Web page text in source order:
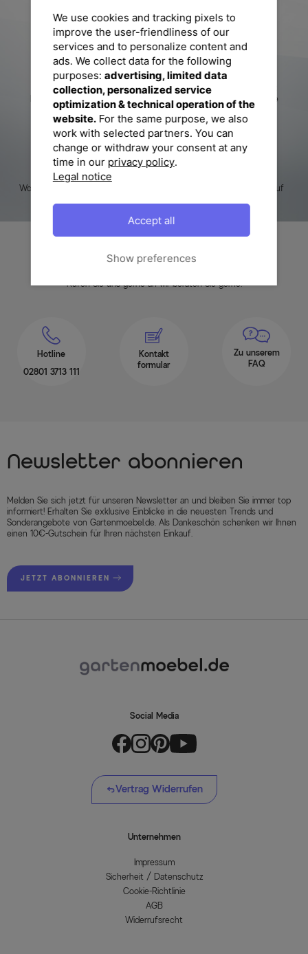
Gratis Paketversand
Für Bestellungen ab 75€
30 Tage Rückgaberecht
Einfache Retouren, ohne
Zusatzkosten
Bestpreisgarantie
Woanders günstiger gesehen?
Für Ihren Gartenmöbel-Kauf
Sie haben Fragen?
Rufen Sie uns gerne an wir beraten Sie gerne!
Hotline
02801 3713 111
Kontakt
formular
Zu unserem
FAQ
Newsletter abonnieren
Melden Sie sich jetzt für unseren Newsletter an und bleiben Sie immer top
informiert! Erhalten Sie exklusive Einblicke in die neuesten Trends und
Sonderangebote von Gartenmoebel.de. Als Dankeschön schenken wir Ihnen
einen 10€-Gutschein für Ihren nächsten Einkauf.
JETZT ABONNIEREN
Social Media
Vertrag Widerrufen
Unternehmen
Impressum
Sicherheit / Datenschutz
Cookie-Richtlinie
AGB
Widerrufsrecht
We use cookies and tracking pixels to
improve the user-friendliness of our
services and to personalize content and
ads. We collect data for the following
purposes: advertising, limited data
collection, personalized service
optimization & technical operation of the
website.For the same purpose, we also
work with selected partners. You can
change or withdraw your consent at any
time in our privacy policy.
Legal notice
Show preferences
Accept all